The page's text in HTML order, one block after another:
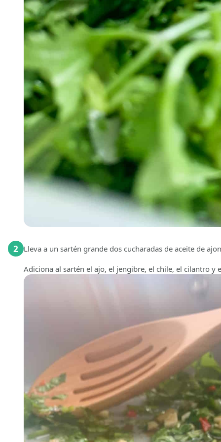
2 Lleva a un sartén grande dos cucharadas de aceite de
Adiciona al sartén el ajo, el jengibre, el chile, el cilantro